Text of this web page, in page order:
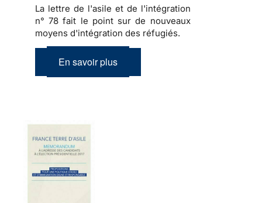
La lettre de l'asile et de l'intégration
n° 78 fait le point sur de nouveaux
moyens d'intégration des réfugiés.
En savoir plus